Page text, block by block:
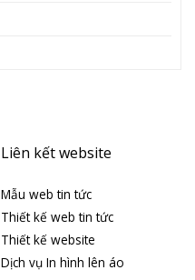
Liên kết website
Mẫu web tin tức
Thiết kế web tin tức
Thiết kế website
Dịch vụ In hình lên áo